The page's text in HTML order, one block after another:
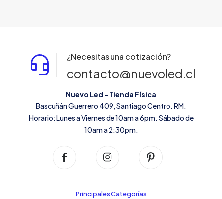
¿Necesitas una cotización?
contacto@nuevoled.cl
Nuevo Led - Tienda Física
Bascuñán Guerrero 409, Santiago Centro. RM.
Horario: Lunes a Viernes de 10am a 6pm. Sábado de
10am a 2:30pm.
Principales Categorías